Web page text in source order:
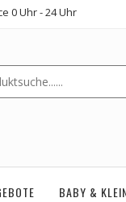
0 Uhr - 24 Uhr
BABY &